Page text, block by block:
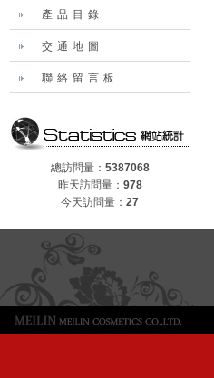
產品目錄
交通地圖
聯絡留言板
總訪問量： 5387068
昨天訪問量： 978
今天訪問量： 27